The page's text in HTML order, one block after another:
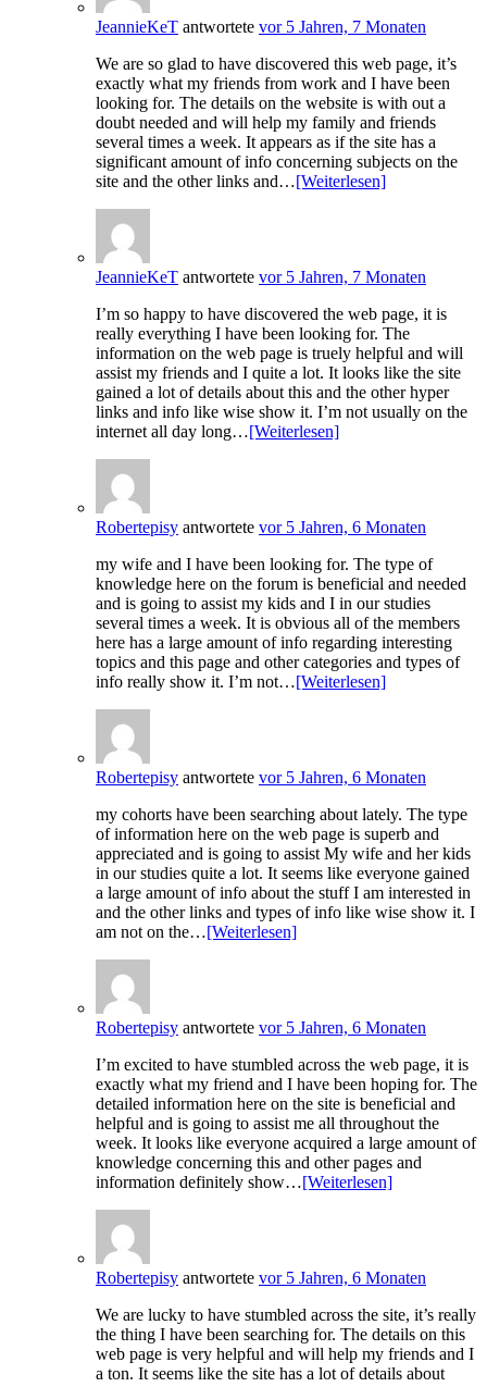
JeannieKeT antwortete vor 5 Jahren, 7 Monaten
We are so glad to have discovered this web page, it’s
exactly what my friends from work and I have been
looking for. The details on the website is with out a
doubt needed and will help my family and friends
several times a week. It appears as if the site has a
significant amount of info concerning subjects on the
site and the other links and…[Weiterlesen]
JeannieKeT antwortete vor 5 Jahren, 7 Monaten
I’m so happy to have discovered the web page, it is
really everything I have been looking for. The
information on the web page is truely helpful and will
assist my friends and I quite a lot. It looks like the site
gained a lot of details about this and the other hyper
links and info like wise show it. I’m not usually on the
internet all day long…[Weiterlesen]
Robertepisy antwortete vor 5 Jahren, 6 Monaten
my wife and I have been looking for. The type of
knowledge here on the forum is beneficial and needed
and is going to assist my kids and I in our studies
several times a week. It is obvious all of the members
here has a large amount of info regarding interesting
topics and this page and other categories and types of
info really show it. I’m not…[Weiterlesen]
Robertepisy antwortete vor 5 Jahren, 6 Monaten
my cohorts have been searching about lately. The type
of information here on the web page is superb and
appreciated and is going to assist My wife and her kids
in our studies quite a lot. It seems like everyone gained
a large amount of info about the stuff I am interested in
and the other links and types of info like wise show it. I
am not on the…[Weiterlesen]
Robertepisy antwortete vor 5 Jahren, 6 Monaten
I’m excited to have stumbled across the web page, it is
exactly what my friend and I have been hoping for. The
detailed information here on the site is beneficial and
helpful and is going to assist me all throughout the
week. It looks like everyone acquired a large amount of
knowledge concerning this and other pages and
information definitely show…[Weiterlesen]
Robertepisy antwortete vor 5 Jahren, 6 Monaten
We are lucky to have stumbled across the site, it’s really
the thing I have been searching for. The details on this
web page is very helpful and will help my friends and I
a ton. It seems like the site has a lot of details about